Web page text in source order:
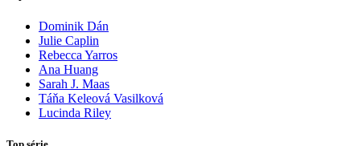
Dominik Dán
Julie Caplin
Rebecca Yarros
Ana Huang
Sarah J. Maas
Táňa Keleová Vasilková
Lucinda Riley